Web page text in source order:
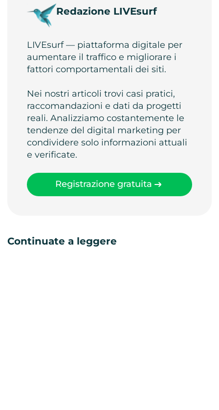
Redazione LIVEsurf
LIVEsurf — piattaforma digitale per
aumentare il traffico e migliorare i
fattori comportamentali dei siti.
Nei nostri articoli trovi casi pratici,
raccomandazioni e dati da progetti
reali. Analizziamo costantemente le
tendenze del digital marketing per
condividere solo informazioni attuali
e verificate.
Registrazione gratuita
Continuate a leggere